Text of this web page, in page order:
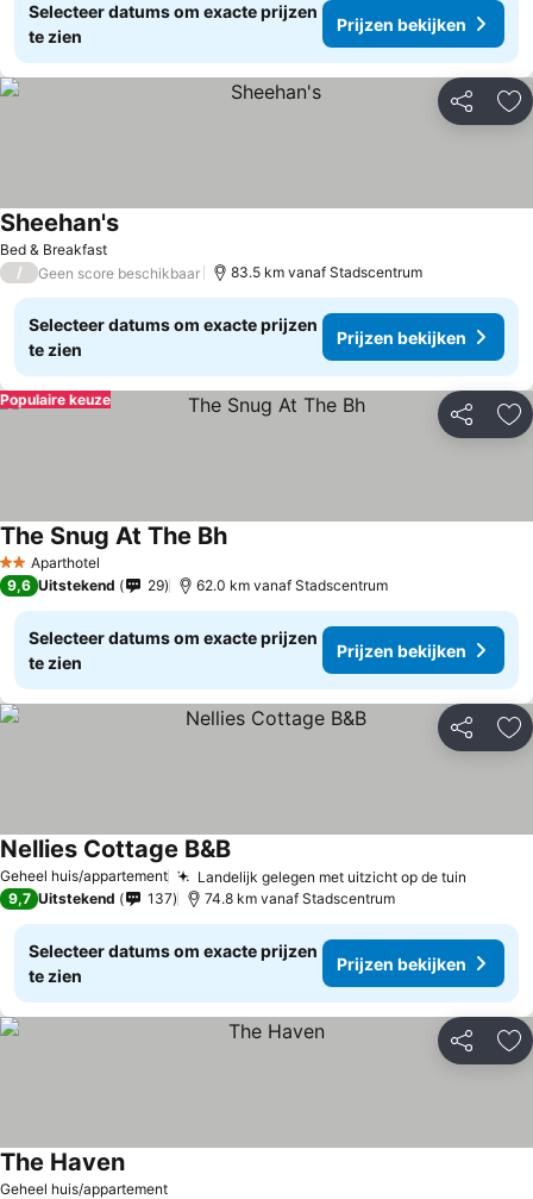
Selecteer datums om exacte prijzen
te zien
Prijzen bekijken
Delen
Bed & Breakfast
Sheehan'sPrijzen bekijken
/ Geen score beschikbaar 83.5 km vanaf Stadscentrum
Selecteer datums om exacte prijzen
te zien
Prijzen bekijken
Delen
Populaire keuze
2 SterrenAparthotel
The Snug At The BhPrijzen bekijken
9,6 Uitstekend 29 62.0 km vanaf Stadscentrum
Selecteer datums om exacte prijzen
te zien
Prijzen bekijken
Delen
Geheel huis/appartement Landelijk gelegen met uitzicht op de tuin
Nellies Cottage B&BPrijzen bekijken
9,7 Uitstekend 137 74.8 km vanaf Stadscentrum
Selecteer datums om exacte prijzen
te zien
Prijzen bekijken
Delen
Geheel huis/appartement
The HavenPrijzen bekijken